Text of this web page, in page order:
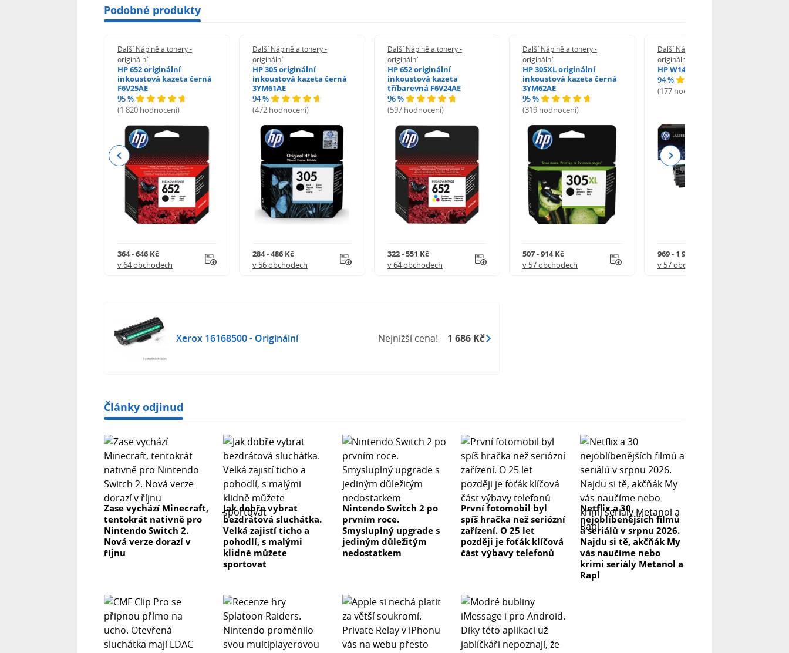
Podobné produkty
Další Náplně a tonery -
originální
HP 652 originální
inkoustová kazeta černá
F6V25AE
95 %
(1 820 hodnocení)
364 - 646 Kč
v 64 obchodech
Další Náplně a tonery -
originální
HP 305 originální
inkoustová kazeta černá
3YM61AE
94 %
(472 hodnocení)
284 - 486 Kč
v 56 obchodech
Další Náplně a tonery -
originální
HP 652 originální
inkoustová kazeta
tříbarevná F6V24AE
96 %
(597 hodnocení)
322 - 551 Kč
v 64 obchodech
Další Náplně a tonery -
originální
HP 305XL originální
inkoustová kazeta černá
3YM62AE
95 %
(319 hodnocení)
507 - 914 Kč
v 57 obchodech
Další Náplně a tonery -
originální
HP W1420A - originální
94 %
(177 hodnocení)
969 - 1 918 Kč
v 57 obchodech
Previous Next
Xerox 16168500 - Originální Nejnižší cena! 1 686 Kč
Články odjinud
Zase vychází Minecraft,
tentokrát nativně pro
Nintendo Switch 2.
Nová verze dorazí v
říjnu
Jak dobře vybrat
bezdrátová sluchátka.
Velká zajistí ticho a
pohodlí, s malými
klidně můžete
sportovat
Nintendo Switch 2 po
prvním roce.
Smysluplný upgrade s
jediným důležitým
nedostatkem
První fotomobil byl
spíš hračka než seriózní
zařízení. O 25 let
později je foťák klíčová
část výbavy telefonů
Netflix a 30
nejoblíbenějších filmů
a seriálů v srpnu 2026.
Najdu si tě, akčňák My
vás naučíme nebo
krimi seriály Metanol a
Rapl